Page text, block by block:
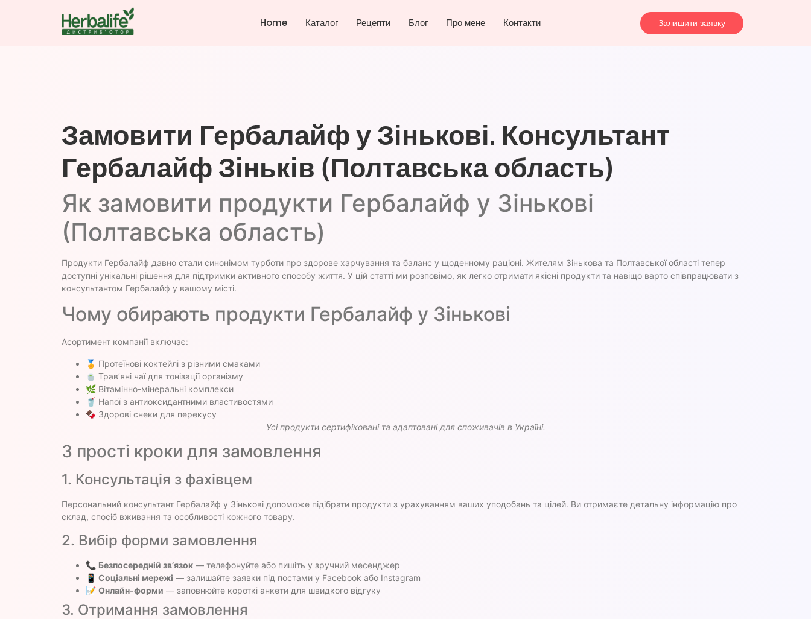
Home Каталог Рецепти Блог Про мене Контакти Залишити заявку
Замовити Гербалайф у Зінькові. Консультант
Гербалайф Зіньків (Полтавська область)
Як замовити продукти Гербалайф у Зінькові
(Полтавська область)
Продукти Гербалайф давно стали синонімом турботи про здорове харчування та баланс у щоденному раціоні. Жителям Зінькова та Полтавської області тепер
доступні унікальні рішення для підтримки активного способу життя. У цій статті ми розповімо, як легко отримати якісні продукти та навіщо варто співпрацювати з
консультантом Гербалайф у вашому місті.
Чому обирають продукти Гербалайф у Зінькові
Асортимент компанії включає:
🏅 Протеїнові коктейлі з різними смаками
🍵 Трав’яні чаї для тонізації організму
🌿 Вітамінно-мінеральні комплекси
🥤 Напої з антиоксидантними властивостями
🍫 Здорові снеки для перекусу
Усі продукти сертифіковані та адаптовані для споживачів в Україні.
3 прості кроки для замовлення
1. Консультація з фахівцем
Персональний консультант Гербалайф у Зінькові допоможе підібрати продукти з урахуванням ваших уподобань та цілей. Ви отримаєте детальну інформацію про
склад, спосіб вживання та особливості кожного товару.
2. Вибір форми замовлення
📞 Безпосередній зв’язок — телефонуйте або пишіть у зручний месенджер
📱 Соціальні мережі — залишайте заявки під постами у Facebook або Instagram
📝 Онлайн-форми — заповнюйте короткі анкети для швидкого відгуку
3. Отримання замовлення